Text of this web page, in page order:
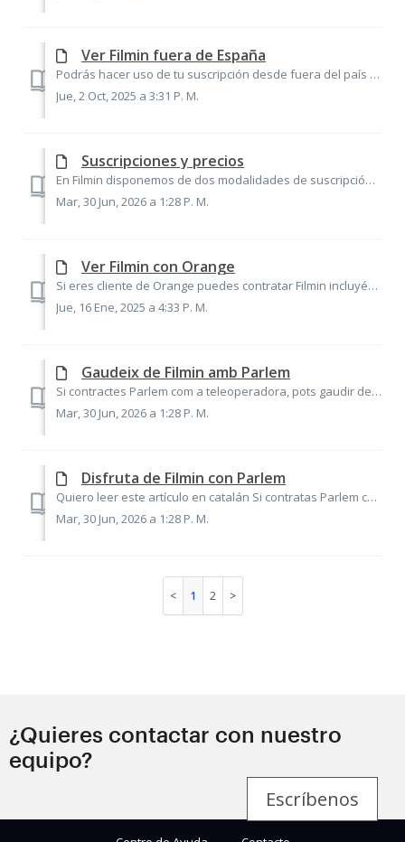
Ver Filmin fuera de España
Podrás hacer uso de tu suscripción desde fuera del país siempre que hayas adquirido tu suscripción en España, te encuentres dentro de Europa y el acceso sea...
Jue, 2 Oct, 2025 a 3:31 P. M.
Suscripciones y precios
En Filmin disponemos de dos modalidades de suscripción: la mensual y la anual. La mensual tiene un precio de 9,99€ al mes y la anual un precio de 99€ al año...
Mar, 30 Jun, 2026 a 1:28 P. M.
Ver Filmin con Orange
Si eres cliente de Orange puedes contratar Filmin incluyéndolo en tu tarifa a un precio reducido. Es posible que tengas algunas dudas sobre ello y este artí...
Jue, 16 Ene, 2025 a 4:33 P. M.
Gaudeix de Filmin amb Parlem
Si contractes Parlem com a teleoperadora, pots gaudir de 12 mesos d'accés a Filmin. És possible que tinguis alguns dubtes sobre la promoció, així que am...
Mar, 30 Jun, 2026 a 1:28 P. M.
Disfruta de Filmin con Parlem
Quiero leer este artículo en catalán Si contratas Parlem como teleoperadora, puedes disfrutar de 12 meses de acceso gratuito a Filmin. Es posible que tenga...
Mar, 30 Jun, 2026 a 1:28 P. M.
1 2
¿Quieres contactar con nuestro
equipo?
Escríbenos